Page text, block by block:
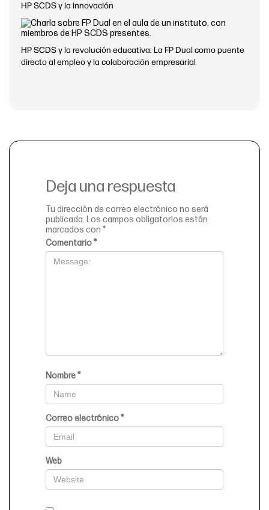
HP SCDS y la innovación
HP SCDS y la revolución educativa: La FP Dual como puente
directo al empleo y la colaboración empresarial
Deja una respuesta
Tu dirección de correo electrónico no será
publicada. Los campos obligatorios están
marcados con *
Comentario*
Nombre*
Correo electrónico*
Web